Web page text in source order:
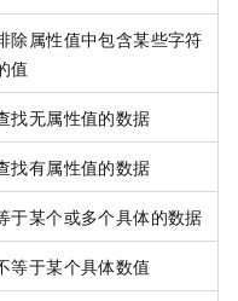
除属性值中包含某些字符
值
找无属性值的数据
找有属性值的数据
于某个或多个具体的数据
等于某个具体数值